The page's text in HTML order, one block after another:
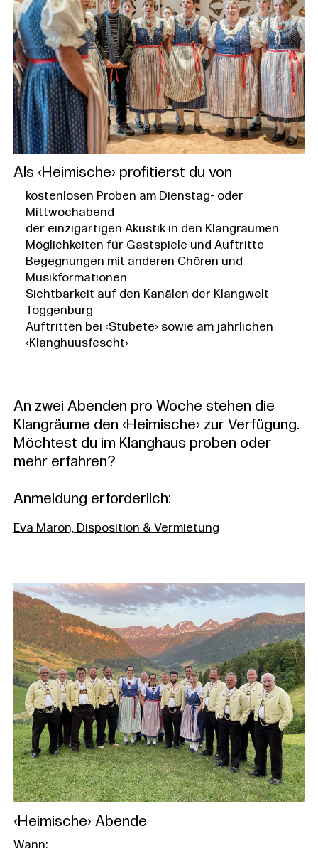
Als ‹Heimische› profitierst du von
kostenlosen Proben am Dienstag- oder
Mittwochabend
der einzigartigen Akustik in den Klangräumen
Möglichkeiten für Gastspiele und Auftritte
Begegnungen mit anderen Chören und
Musikformationen
Sichtbarkeit auf den Kanälen der Klangwelt
Toggenburg
Auftritten bei ‹Stubete› sowie am jährlichen
‹Klanghuusfescht›
An zwei Abenden pro Woche stehen die
Klangräume den ‹Heimische› zur Verfügung.
Möchtest du im Klanghaus proben oder
mehr erfahren?
Anmeldung erforderlich:
Eva Maron, Disposition & Vermietung
‹Heimische› Abende
Wann: